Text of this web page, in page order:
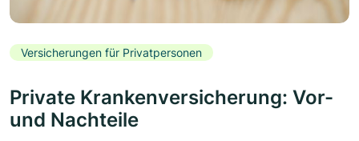
Versicherungen für Privatpersonen
Private Krankenversicherung: Vor-
und Nachteile